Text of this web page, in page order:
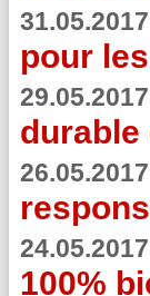
31.05.2017
pour
29.05.2017
durable
26.05.2017
24.05.2017
100%